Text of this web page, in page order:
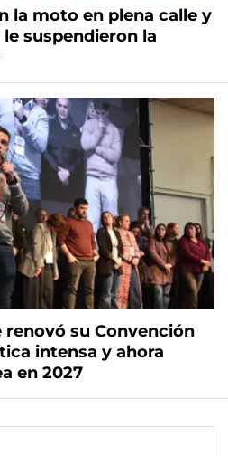
la moto en plena calle y
le suspendieron la
renovó su Convención
intensa y ahora
en 2027